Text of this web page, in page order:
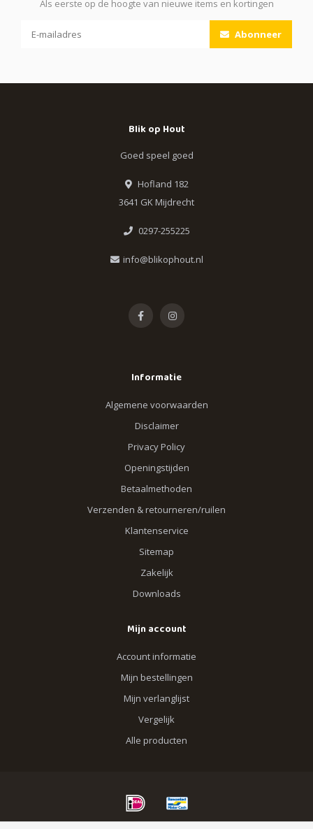
Als eerste op de hoogte van nieuwe items en kortingen
Abonneer
Blik op Hout
Goed speel goed
Hofland 182
3641 GK Mijdrecht
0297-255225
info@blikophout.nl
Informatie
Algemene voorwaarden
Disclaimer
Privacy Policy
Openingstijden
Betaalmethoden
Verzenden & retourneren/ruilen
Klantenservice
Sitemap
Zakelijk
Downloads
Mijn account
Account informatie
Mijn bestellingen
Mijn verlanglijst
Vergelijk
Alle producten